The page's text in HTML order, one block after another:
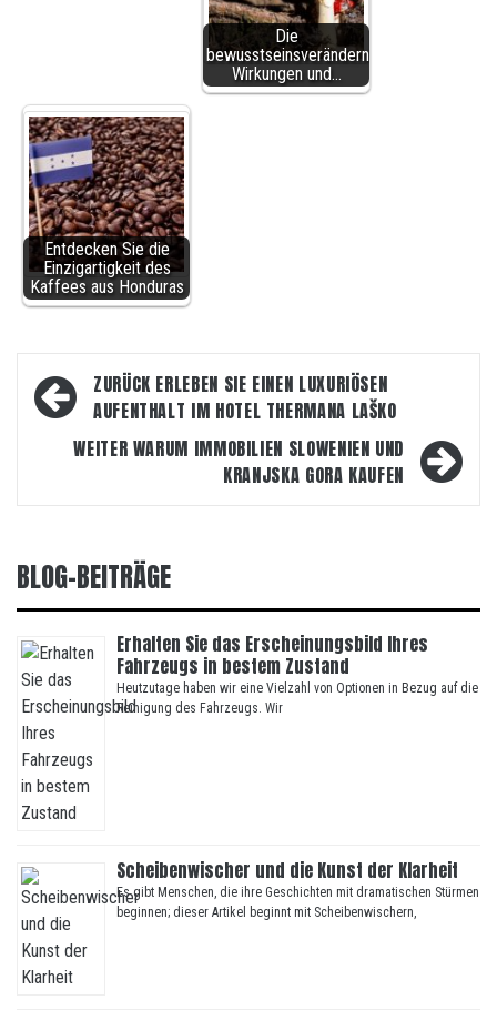
Die
bewusstseinsverändernden
Wirkungen und…
Entdecken Sie die
Einzigartigkeit des
Kaffees aus Honduras
Beitragsnavigation
ZURÜCK ERLEBEN SIE EINEN LUXURIÖSEN
AUFENTHALT IM HOTEL THERMANA LAŠKO
WEITER WARUM IMMOBILIEN SLOWENIEN UND
KRANJSKA GORA KAUFEN
BLOG-BEITRÄGE
Erhalten Sie das Erscheinungsbild Ihres
Fahrzeugs in bestem Zustand
Heutzutage haben wir eine Vielzahl von Optionen in Bezug auf die
Reinigung des Fahrzeugs. Wir
Scheibenwischer und die Kunst der Klarheit
Es gibt Menschen, die ihre Geschichten mit dramatischen Stürmen
beginnen; dieser Artikel beginnt mit Scheibenwischern,